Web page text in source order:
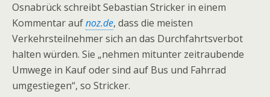
Osnabrück schreibt Sebastian Stricker in einem
Kommentar aufnoz.de, dass die meisten
Verkehrsteilnehmer sich an das Durchfahrtsverbot
halten würden. Sie „nehmen mitunter zeitraubende
Umwege in Kauf oder sind auf Bus und Fahrrad
umgestiegen“, so Stricker.